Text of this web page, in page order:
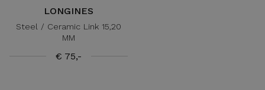
LONGINES
Steel / Ceramic Link 15,20
MM
€ 75,-